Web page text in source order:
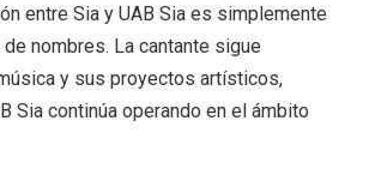
entre Sia y UAB Sia es simplemente
nombres. La cantante sigue
y sus proyectos artísticos,
Sia continúa operando en el ámbito